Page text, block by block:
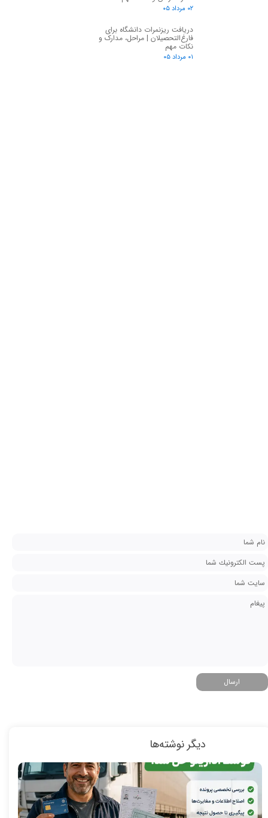
۰۲ مرداد ۰۵
دریافت ریزنمرات دانشگاه برای
فارغ‌التحصیلان | مراحل، مدارک و
نکات مهم
۰۱ مرداد ۰۵
ارسال
دیگر نوشته‌ها